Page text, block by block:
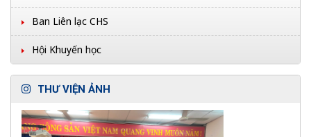
Ban Liên lạc CHS
Hội Khuyến học
THƯ VIỆN ẢNH